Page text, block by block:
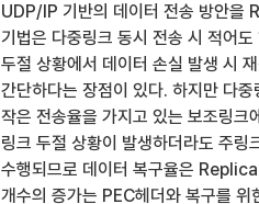
UDP/IP 기반의 데이터 전송 방안
기법은 다중링크 동시 전송 시 적어
두절 상황에서 데이터 손실 발생 시
간단하다는 장점이 있다. 하지만 다
작은 전송율을 가지고 있는 보조링크
링크 두절 상황이 발생하더라도 주
수행되므로 데이터 복구율은
개수의 증가는 PEC헤더와 복구를